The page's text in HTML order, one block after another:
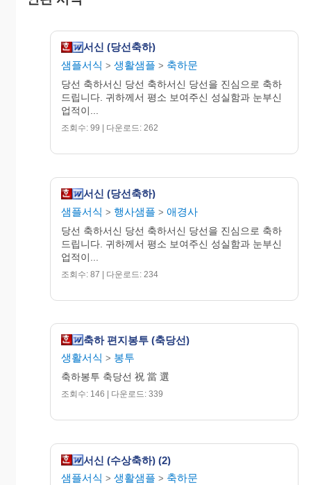
서신 (당선축하)
샘플서식 > 생활샘플 > 축하문
당선 축하서신 당선 축하서신 당선을 진심으로 축하
드립니다. 귀하께서 평소 보여주신 성실함과 눈부신
업적이...
조회수: 99 | 다운로드: 262
서신 (당선축하)
샘플서식 > 행사샘플 > 애경사
당선 축하서신 당선 축하서신 당선을 진심으로 축하
드립니다. 귀하께서 평소 보여주신 성실함과 눈부신
업적이...
조회수: 87 | 다운로드: 234
축하 편지봉투 (축당선)
생활서식 > 봉투
축하봉투 축당선 祝 當 選
조회수: 146 | 다운로드: 339
서신 (수상축하) (2)
샘플서식 > 생활샘플 > 축하문